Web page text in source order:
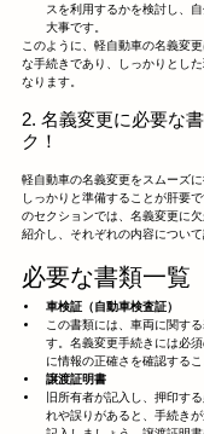
スを利用するかを検討し、
大事です。
このように、軽自動車の名義変
な手続きであり、しっかりとし
なります。
2. 名義変更に必要な
ク！
軽自動車の名義変更をスムーズ
しっかりと準備することが肝要で
のセクションでは、名義変更に
紹介し、それぞれの内容について
必要な書類一覧
車検証（自動車検査証）
この書類には、車両に関す
す。名義変更手続きには必
に情報の正確さを確認するこ
譲渡証明書
旧所有者が記入し、押印す
れや誤りがあると、手続き